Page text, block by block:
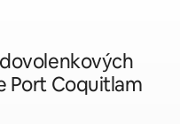
Port Coquitlam